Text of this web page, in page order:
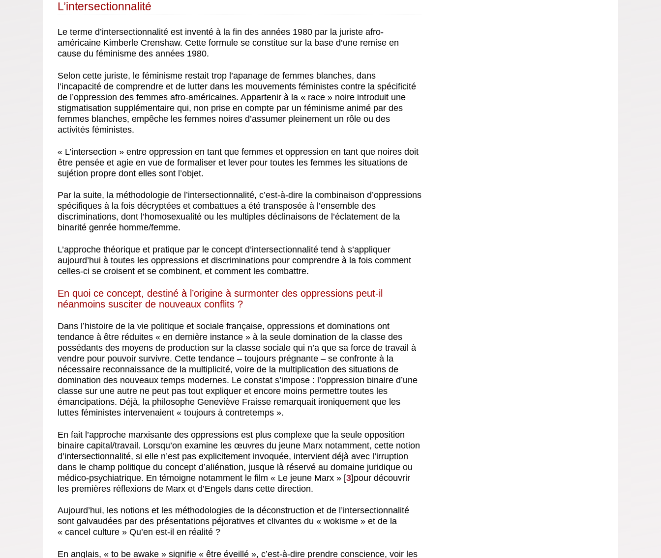
L’intersectionnalité
Le terme d’intersectionnalité est inventé à la fin des années 1980 par la juriste afro-
américaine Kimberle Crenshaw. Cette formule se constitue sur la base d’une remise en
cause du féminisme des années 1980.
Selon cette juriste, le féminisme restait trop l’apanage de femmes blanches, dans
l’incapacité de comprendre et de lutter dans les mouvements féministes contre la spécificité
de l’oppression des femmes afro-américaines. Appartenir à la « race » noire introduit une
stigmatisation supplémentaire qui, non prise en compte par un féminisme animé par des
femmes blanches, empêche les femmes noires d’assumer pleinement un rôle ou des
activités féministes.
« L’intersection » entre oppression en tant que femmes et oppression en tant que noires doit
être pensée et agie en vue de formaliser et lever pour toutes les femmes les situations de
sujétion propre dont elles sont l’objet.
Par la suite, la méthodologie de l’intersectionnalité, c’est-à-dire la combinaison d’oppressions
spécifiques à la fois décryptées et combattues a été transposée à l’ensemble des
discriminations, dont l’homosexualité ou les multiples déclinaisons de l’éclatement de la
binarité genrée homme/femme.
L’approche théorique et pratique par le concept d’intersectionnalité tend à s’appliquer
aujourd’hui à toutes les oppressions et discriminations pour comprendre à la fois comment
celles-ci se croisent et se combinent, et comment les combattre.
En quoi ce concept, destiné à l’origine à surmonter des oppressions peut-il
néanmoins susciter de nouveaux conflits ?
Dans l’histoire de la vie politique et sociale française, oppressions et dominations ont
tendance à être réduites « en dernière instance » à la seule domination de la classe des
possédants des moyens de production sur la classe sociale qui n’a que sa force de travail à
vendre pour pouvoir survivre. Cette tendance – toujours prégnante – se confronte à la
nécessaire reconnaissance de la multiplicité, voire de la multiplication des situations de
domination des nouveaux temps modernes. Le constat s’impose : l’oppression binaire d’une
classe sur une autre ne peut pas tout expliquer et encore moins permettre toutes les
émancipations. Déjà, la philosophe Geneviève Fraisse remarquait ironiquement que les
luttes féministes intervenaient « toujours à contretemps ».
En fait l’approche marxisante des oppressions est plus complexe que la seule opposition
binaire capital/travail. Lorsqu’on examine les œuvres du jeune Marx notamment, cette notion
d’intersectionnalité, si elle n’est pas explicitement invoquée, intervient déjà avec l’irruption
dans le champ politique du concept d’aliénation, jusque là réservé au domaine juridique ou
médico-psychiatrique. En témoigne notamment le film « Le jeune Marx » [3]pour découvrir
les premières réflexions de Marx et d’Engels dans cette direction.
Aujourd’hui, les notions et les méthodologies de la déconstruction et de l’intersectionnalité
sont galvaudées par des présentations péjoratives et clivantes du « wokisme » et de la
« cancel culture » Qu’en est-il en réalité ?
En anglais, « to be awake » signifie « être éveillé », c’est-à-dire prendre conscience, voir les